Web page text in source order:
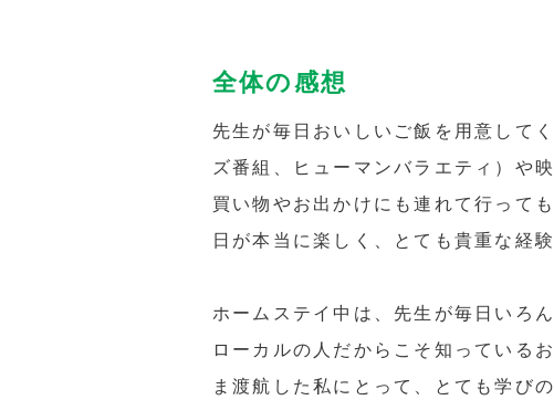
全体の感想
先生が毎日おいしいご飯を用意して
ズ番組、ヒューマンバラエティ）や
買い物やお出かけにも連れて行って
日が本当に楽しく、とても貴重な経
ホームステイ中は、先生が毎日いろ
ローカルの人だからこそ知っている
ま渡航した私にとって、とても学び